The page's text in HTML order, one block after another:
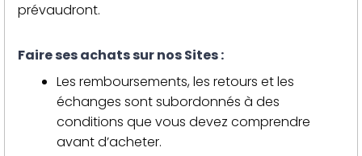
prévaudront.
Faire ses achats sur nos Sites :
Les remboursements, les retours et les
échanges sont subordonnés à des
conditions que vous devez comprendre
avant d’acheter.